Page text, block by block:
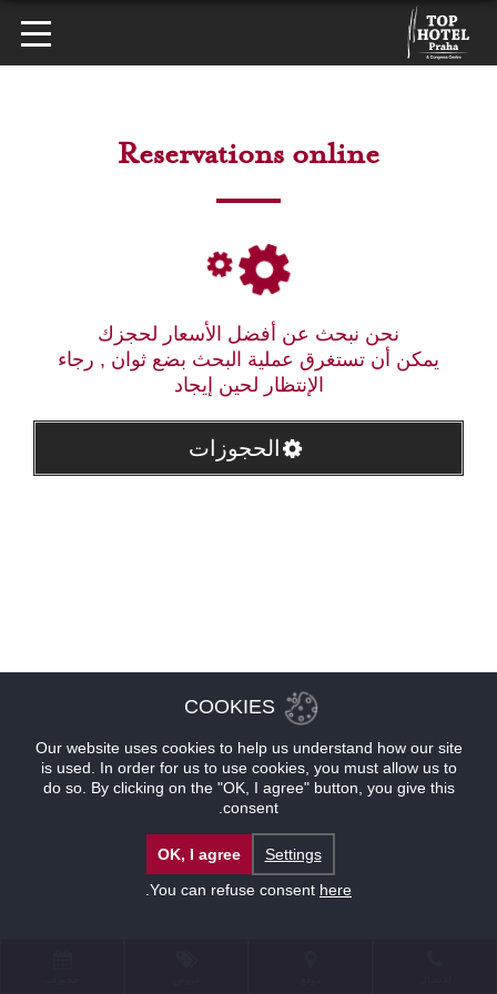
Reservations online
نحن نبحث عن أفضل الأسعار لحجزك
يمكن أن تستغرق عملية البحث بضع ثوان , رجاء
الإنتظار لحين إيجاد
الحجوزات
COOKIES
Our website uses cookies to help us understand how our site
is used. In order for us to use cookies, you must allow us to
do so. By clicking on the "OK, I agree" button, you give this
consent.
Settings
OK, I agree
You can refuse consent here
.